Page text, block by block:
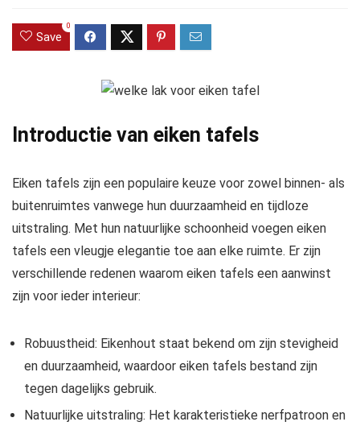
Save
0
Introductie van eiken tafels
Eiken tafels zijn een populaire keuze voor zowel binnen- als
buitenruimtes vanwege hun duurzaamheid en tijdloze
uitstraling. Met hun natuurlijke schoonheid voegen eiken
tafels een vleugje elegantie toe aan elke ruimte. Er zijn
verschillende redenen waarom eiken tafels een aanwinst
zijn voor ieder interieur:
Robuustheid: Eikenhout staat bekend om zijn stevigheid
en duurzaamheid, waardoor eiken tafels bestand zijn
tegen dagelijks gebruik.
Natuurlijke uitstraling: Het karakteristieke nerfpatroon en